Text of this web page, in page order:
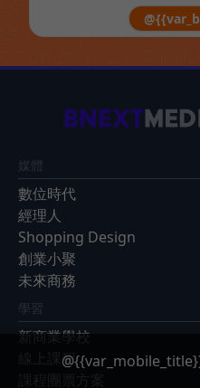
媒體
數位時代
經理人
Shopping Design
創業小聚
未來商務
學習
新商業學校
線上課程